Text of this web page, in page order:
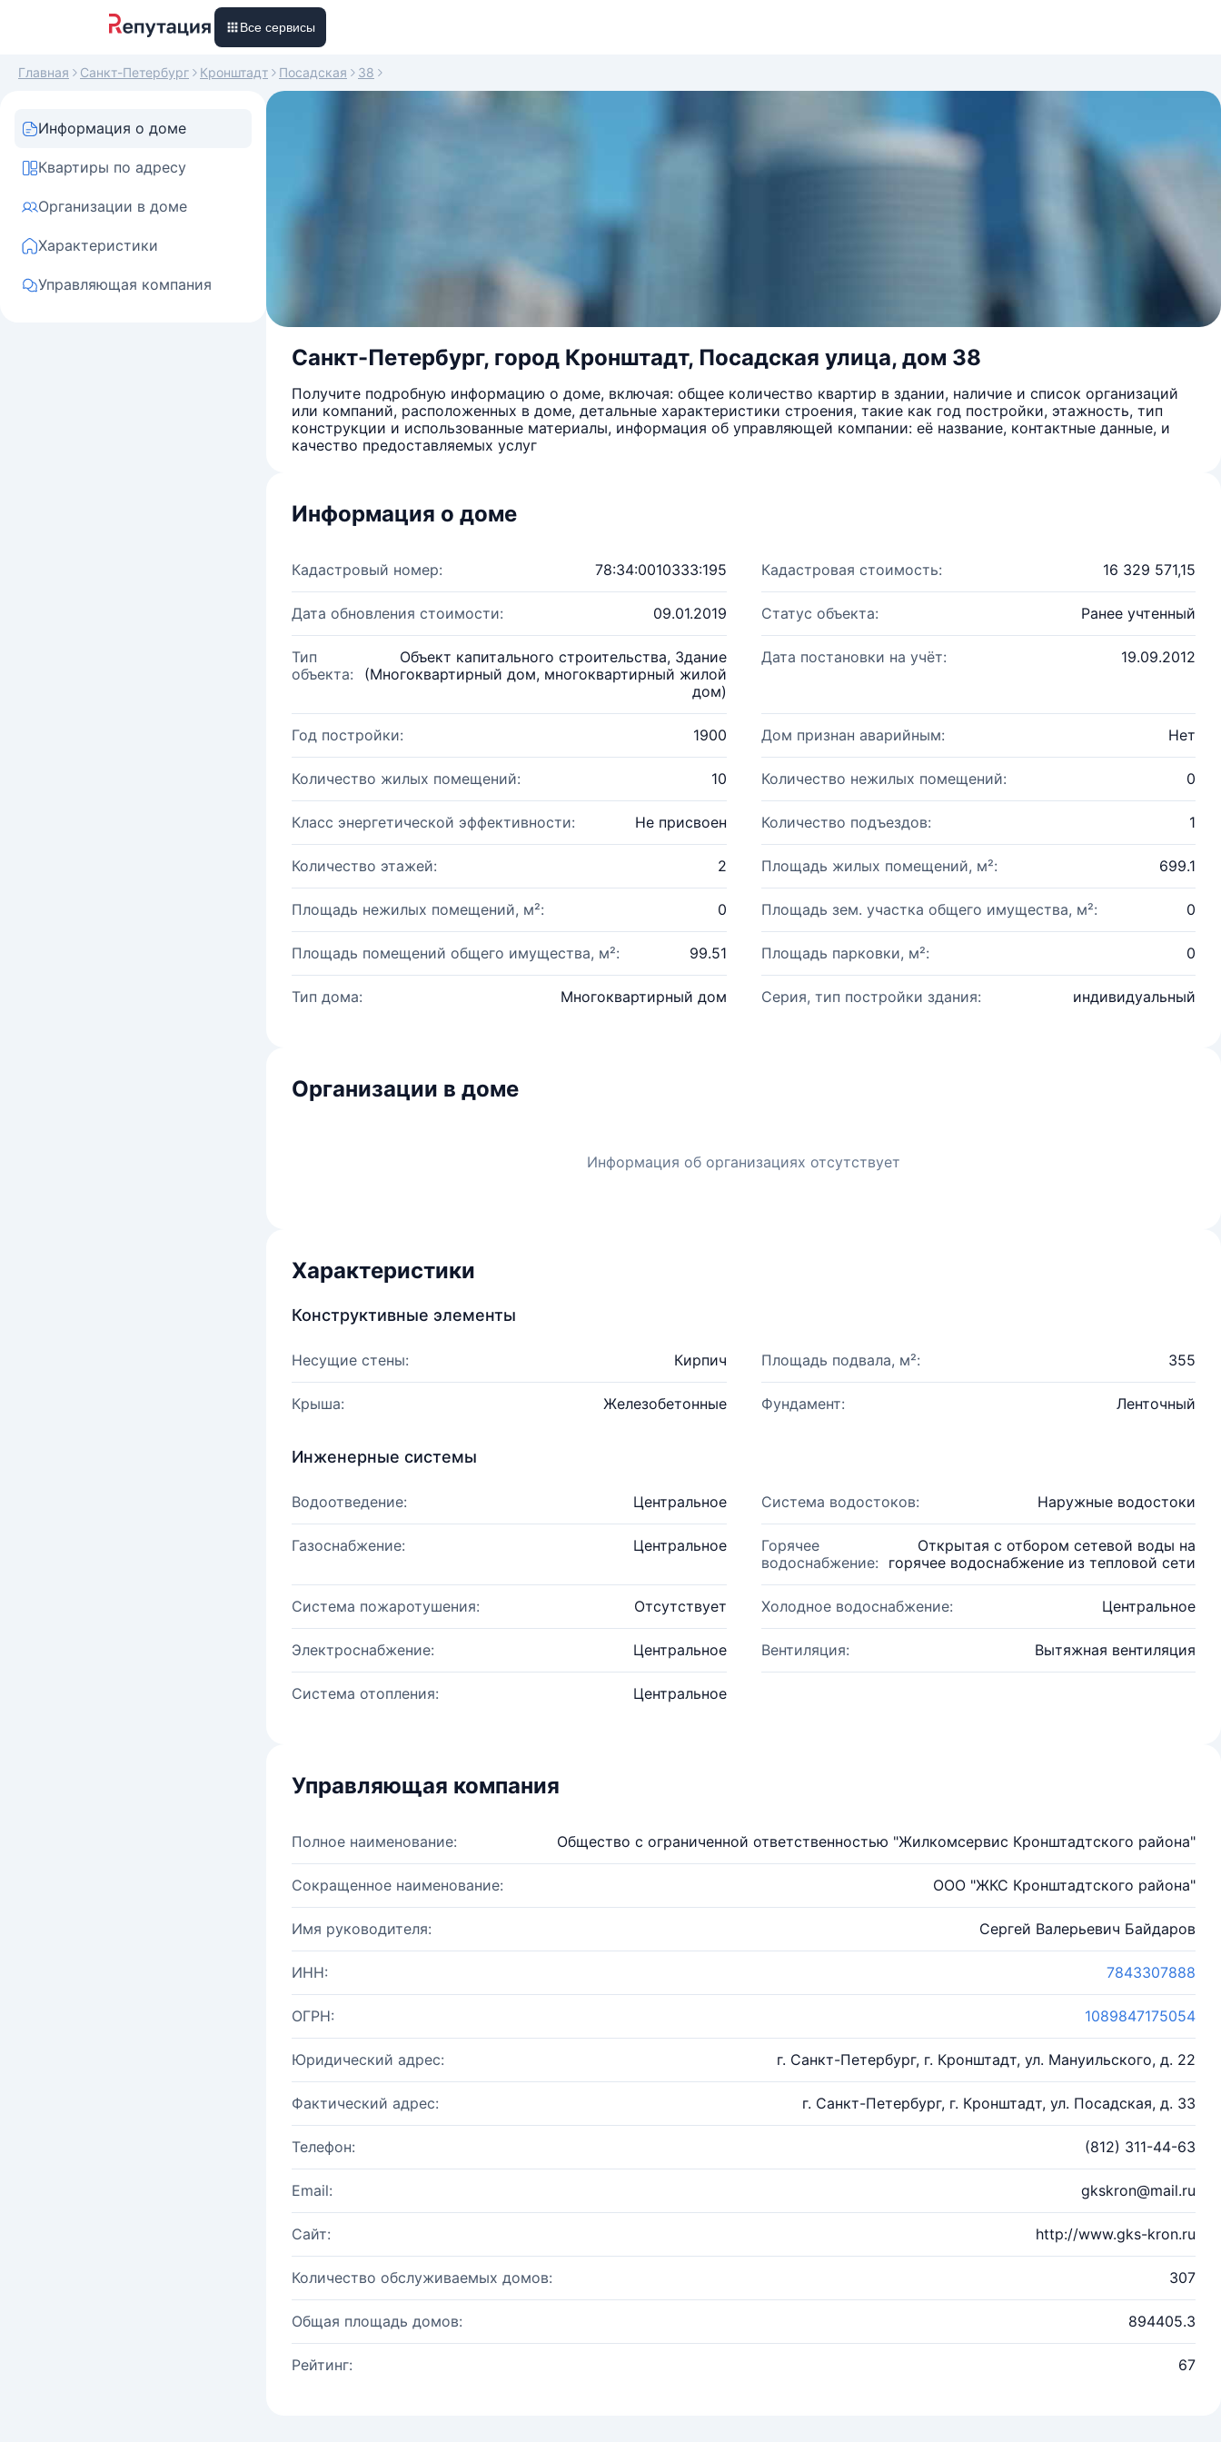
Все сервисы
Главная Санкт-Петербург Кронштадт Посадская 38
Информация о доме
Квартиры по адресу
Организации в доме
Характеристики
Управляющая компания
Санкт-Петербург, город Кронштадт, Посадская улица, дом 38
Получите подробную информацию о доме, включая: общее количество квартир в здании, наличие и список организаций
или компаний, расположенных в доме, детальные характеристики строения, такие как год постройки, этажность, тип
конструкции и использованные материалы, информация об управляющей компании: её название, контактные данные, и
качество предоставляемых услуг
Информация о доме
Кадастровый номер: 78:34:0010333:195 Кадастровая стоимость: 16 329 571,15
Дата обновления стоимости: 09.01.2019 Статус объекта: Ранее учтенный
Тип
объекта:
Объект капитального строительства, Здание
(Многоквартирный дом, многоквартирный жилой
дом)
Дата постановки на учёт: 19.09.2012
Год постройки: 1900 Дом признан аварийным: Нет
Количество жилых помещений: 10 Количество нежилых помещений: 0
Класс энергетической эффективности: Не присвоен Количество подъездов: 1
Количество этажей: 2 Площадь жилых помещений, м²: 699.1
Площадь нежилых помещений, м²: 0 Площадь зем. участка общего имущества, м²: 0
Площадь помещений общего имущества, м²: 99.51 Площадь парковки, м²: 0
Тип дома: Многоквартирный дом Серия, тип постройки здания: индивидуальный
Организации в доме
Информация об организациях отсутствует
Характеристики
Конструктивные элементы
Несущие стены: Кирпич Площадь подвала, м²: 355
Крыша: Железобетонные Фундамент: Ленточный
Инженерные системы
Водоотведение: Центральное Система водостоков: Наружные водостоки
Газоснабжение: Центральное
Горячее
водоснабжение:
Открытая с отбором сетевой воды на
горячее водоснабжение из тепловой сети
Система пожаротушения: Отсутствует Холодное водоснабжение: Центральное
Электроснабжение: Центральное Вентиляция: Вытяжная вентиляция
Система отопления: Центральное
Управляющая компания
Полное наименование: Общество с ограниченной ответственностью "Жилкомсервис Кронштадтского района"
Сокращенное наименование: ООО "ЖКС Кронштадтского района"
Имя руководителя: Сергей Валерьевич Байдаров
ИНН: 7843307888
ОГРН: 1089847175054
Юридический адрес: г. Санкт-Петербург, г. Кронштадт, ул. Мануильского, д. 22
Фактический адрес: г. Санкт-Петербург, г. Кронштадт, ул. Посадская, д. 33
Телефон: (812) 311-44-63
Email: gkskron@mail.ru
Сайт: http://www.gks-kron.ru
Количество обслуживаемых домов: 307
Общая площадь домов: 894405.3
Рейтинг: 67